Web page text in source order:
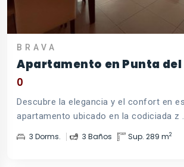
BRAVA
Apartamento en Punta del
0
Descubre la elegancia y el confort en
apartamento ubicado en la codiciada z ...
3 Dorms. 3 Baños Sup. 289 m2